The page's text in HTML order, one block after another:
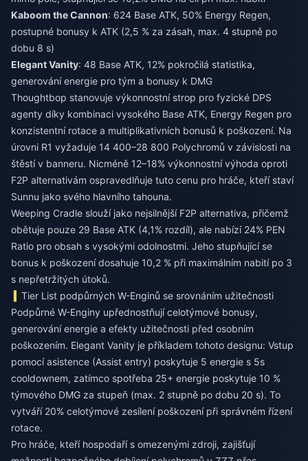
Kaboom the Cannon: 624 Base ATK, 50% Energy Regen,
postupné bonusy k ATK (2,5 % za zásah, max. 4 stupně po
dobu 8 s)
Elegant Vanity: 48 Base ATK, 12% pokročilá statistika,
generování energie pro tým a bonusy k DMG
Thoughtbop stanovuje výkonnostní strop pro fyzické DPS
agenty díky kombinaci vysokého Base ATK, Energy Regen pro
konzistentní rotace a multiplikativních bonusů k poškození. Na
úrovni R1 vyžaduje 14 400–28 800 Polychromů v závislosti na
štěstí v banneru. Nicméně 12–18% výkonnostní výhoda oproti
F2P alternativám ospravedlňuje tuto cenu pro hráče, kteří staví
Sunnu jako svého hlavního tahouna.
Weeping Cradle slouží jako nejsilnější F2P alternativa, přičemž
obětuje pouze 29 Base ATK (4,1% rozdíl), ale nabízí 24% PEN
Ratio pro obsah s vysokými odolnostmi. Jeho stupňující se
bonus k poškození dosahuje 10,2 % při maximálním nabití po 3
s nepřetržitých útoků.
Tier List podpůrných W-Enginů se srovnáním užitečnosti
Podpůrné W-Enginy upřednostňují celotýmové bonusy,
generování energie a efekty užitečnosti před osobním
poškozením. Elegant Vanity je příkladem tohoto designu: Vstup
pomocí asistence (Assist entry) poskytuje 5 energie s 5s
cooldownem, zatímco spotřeba 25+ energie poskytuje 10 %
týmového DMG za stupeň (max. 2 stupně po dobu 20 s). To
vytváří 20% celotýmové zesílení poškození při správném řízení
rotace.
Pro hráče, kteří hospodaří s omezenými zdroji, zajišťují